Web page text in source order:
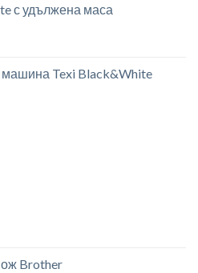
с удължена маса
Texi Black&White
Brother